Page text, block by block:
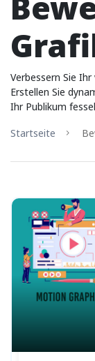
Verbessern Sie
Erstellen Sie
Ihr Publikum
Startseite